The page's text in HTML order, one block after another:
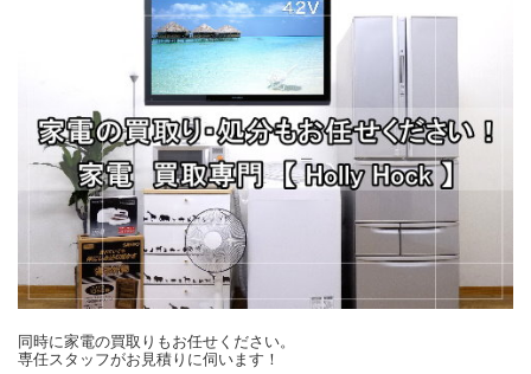
同時に家電の買取りもお任せください。
専任スタッフがお見積りに伺います！